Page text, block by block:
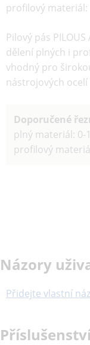
profilový materiál:
Pilový pás
dělení plných i
vhodný pro
nástrojových ocelí
Doporučené
plný materiál: 0-
profilový
Názory
Přidejte vlastní